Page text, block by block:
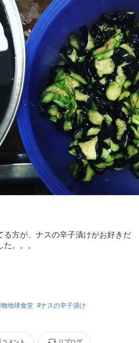
る方が、ナスの辛子漬けがお好きだ
。。。
地球食堂 #ナスの辛子漬け